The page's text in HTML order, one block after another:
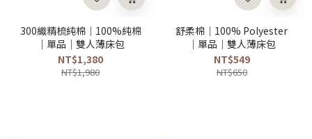
300織精梳純棉｜100%純棉
｜單品｜雙人薄床包
NT$1,380
NT$1,980
舒柔棉｜100% Polyester
｜單品｜雙人薄床包
NT$549
NT$650